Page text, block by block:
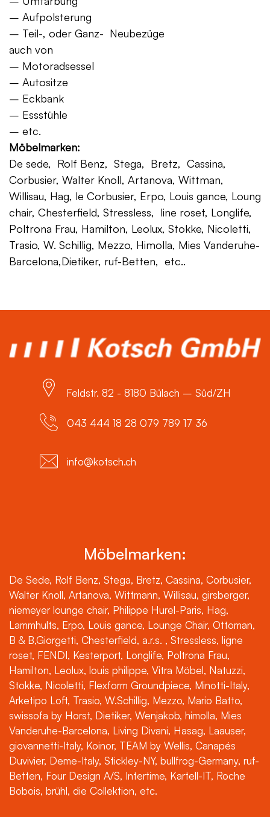
– Aufpolsterung
– Teil-, oder Ganz- Neubezüge
auch von
– Motoradsessel
– Autositze
– Eckbank
– Essstühle
– etc.
Möbelmarken:
De sede, Rolf Benz, Stega, Bretz, Cassina,
Corbusier, Walter Knoll, Artanova, Wittman,
Willisau, Hag, le Corbusier, Erpo, Louis gance, Loung
chair, Chesterfield, Stressless, line roset, Longlife,
Poltrona Frau, Hamilton, Leolux, Stokke, Nicoletti,
Trasio, W. Schillig, Mezzo, Himolla, Mies Vanderuhe-
Barcelona,Dietiker, ruf-Betten, etc..
Feldstr. 82 - 8180 Bülach – Süd/ZH
043 444 18 28 079 789 17 36
info@kotsch.ch
Möbelmarken:
De Sede, Rolf Benz, Stega, Bretz, Cassina, Corbusier,
Walter Knoll, Artanova, Wittmann, Willisau, girsberger,
niemeyer lounge chair, Philippe Hurel-Paris, Hag,
Lammhults, Erpo, Louis gance, Lounge Chair, Ottoman,
B & B,Giorgetti, Chesterfield, a.r.s. , Stressless, ligne
roset, FENDI, Kesterport, Longlife, Poltrona Frau,
Hamilton, Leolux, louis philippe, Vitra Möbel, Natuzzi,
Stokke, Nicoletti, Flexform Groundpiece, Minotti-Italy,
Arketipo Loft, Trasio, W.Schillig, Mezzo, Mario Batto,
swissofa by Horst, Dietiker, Wenjakob, himolla, Mies
Vanderuhe-Barcelona, Living Divani, Hasag, Laauser,
giovannetti-Italy, Koinor, TEAM by Wellis, Canapés
Duvivier, Deme-Italy, Stickley-NY, bullfrog-Germany, ruf-
Betten, Four Design A/S, Intertime, Kartell-IT, Roche
Bobois, brühl, die Collektion, etc.